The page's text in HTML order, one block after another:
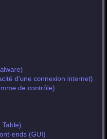
d'une connexion internet)
de contrôle)
Table)
ends (GUI)